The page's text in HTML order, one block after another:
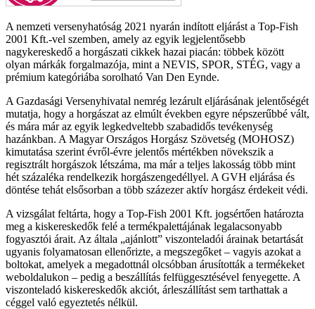
A nemzeti versenyhatóság 2021 nyarán indított eljárást a Top-Fish
2001 Kft.-vel szemben, amely az egyik legjelentősebb
nagykereskedő a horgászati cikkek hazai piacán: többek között
olyan márkák forgalmazója, mint a NEVIS, SPOR, STÉG, vagy a
prémium kategóriába sorolható Van Den Eynde.
A Gazdasági Versenyhivatal nemrég lezárult eljárásának jelentőségét
mutatja, hogy a horgászat az elmúlt években egyre népszerűbbé vált,
és mára már az egyik legkedveltebb szabadidős tevékenység
hazánkban. A Magyar Országos Horgász Szövetség (MOHOSZ)
kimutatása szerint évről-évre jelentős mértékben növekszik a
regisztrált horgászok létszáma, ma már a teljes lakosság több mint
hét százaléka rendelkezik horgászengedéllyel. A GVH eljárása és
döntése tehát elsősorban a több százezer aktív horgász érdekeit védi.
A vizsgálat feltárta, hogy a Top-Fish 2001 Kft. jogsértően határozta
meg a kiskereskedők felé a termékpalettájának legalacsonyabb
fogyasztói árait. Az általa „ajánlott” viszonteladói árainak betartását
ugyanis folyamatosan ellenőrizte, a megszegőket – vagyis azokat a
boltokat, amelyek a megadottnál olcsóbban árusították a termékeket
weboldalukon – pedig a beszállítás felfüggesztésével fenyegette. A
viszonteladó kiskereskedők akciót, árleszállítást sem tarthattak a
céggel való egyeztetés nélkül.